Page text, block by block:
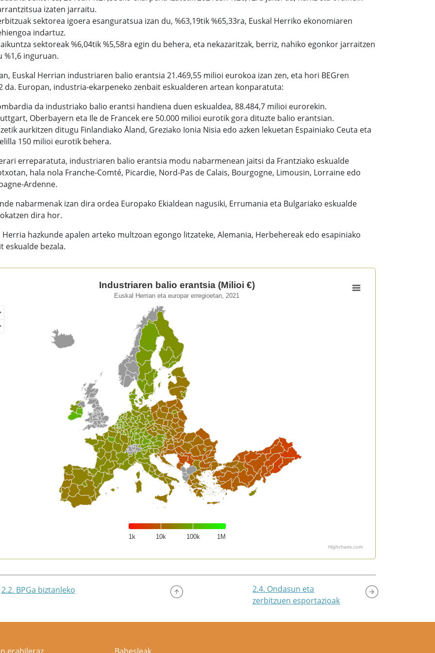
izaten jarraitu.
sektorea igoera esanguratsua izan du, %63,19tik %65,33ra, Euskal Herriko ekonomiaren
indartuz.
sektoreak %6,04tik %5,58ra egin du behera, eta nekazaritzak, berriz, nahiko egonkor jarraitzen
%1,6 inguruan.
Euskal Herrian industriaren balio erantsia 21.469,55 milioi eurokoa izan zen, eta hori BEGren
da. Europan, industria-ekarpeneko zenbait eskualderen artean konparatuta:
da industriako balio erantsi handiena duen eskualdea, 88.484,7 milioi eurorekin.
Oberbayern eta Ile de Francek ere 50.000 milioi eurotik gora dituzte balio erantsian.
aurkitzen ditugu Finlandiako Åland, Greziako Ionia Nisia edo azken lekuetan Espainiako Ceuta eta
150 milioi eurotik behera.
erreparatuta, industriaren balio erantsia modu nabarmenean jaitsi da Frantziako eskualde
hala nola Franche-Comté, Picardie, Nord-Pas de Calais, Bourgogne, Limousin, Lorraine edo
Ardenne.
nabarmenak izan dira ordea Europako Ekialdean nagusiki, Errumania eta Bulgariako eskualde
dira hor.
Herria hazkunde apalen arteko multzoan egongo litzateke, Alemania, Herbehereak edo esapiniako
eskualde bezala.
balio erantsia (Milioi €)
of unspecified region with 1 data series.
Herrian eta europar erregioetan, 2021
as data table, Industriaren balio erantsia (Milioi €)
Industriaren balio erantsia (Milioi €)
Euskal Herrian eta europar erregioetan, 2021
1k 10k 100k 1M
Highcharts.com
2.2. BPGa biztanleko
2.4. Ondasun eta
zerbitzuen esportazioak